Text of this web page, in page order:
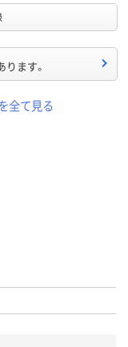
ります。
全て見る